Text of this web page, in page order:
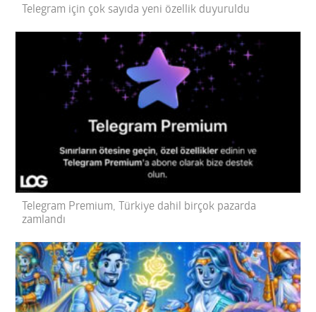
Telegram için çok sayıda yeni özellik duyuruldu
Telegram Premium, Türkiye dahil birçok pazarda
zamlandı